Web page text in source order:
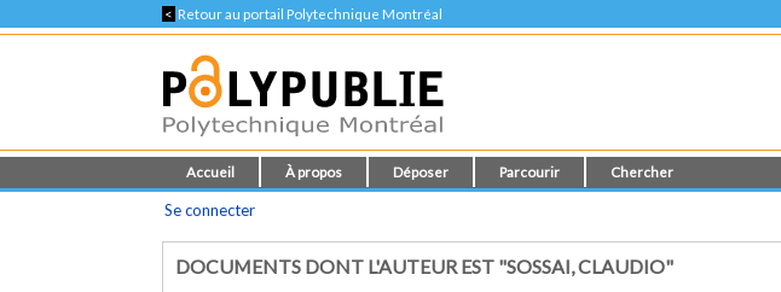
< Retour au portail Polytechnique Montréal
Accueil À propos Déposer Parcourir Chercher
Se connecter
DOCUMENTS DONT L'AUTEUR EST "SOSSAI, CLAUDIO"